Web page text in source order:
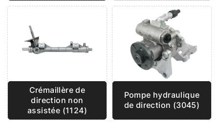
Crémaillère de
direction non
assistée (1124)
Pompe hydraulique
de direction (3045)